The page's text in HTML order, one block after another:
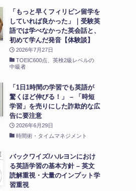
「もっと早くフィリピン留学を
していれば良かった」｜受験英
語では学べなかった英会話と、
初めて学んだ発音【体験談】
2026年7月27日
TOEIC600点、英検2級レベルの
中級者
「1日1時間の学習でも英語が
驚くほど伸びる！」 – 「時短
学習」を売りにした詐欺的な広
告に要注意
2026年6月29日
時間術・タイムマネジメント
バックワイズ/ハルヨンにおけ
る英語学習の基本方針 – 英文
読解重視・大量のインプット学
習重視